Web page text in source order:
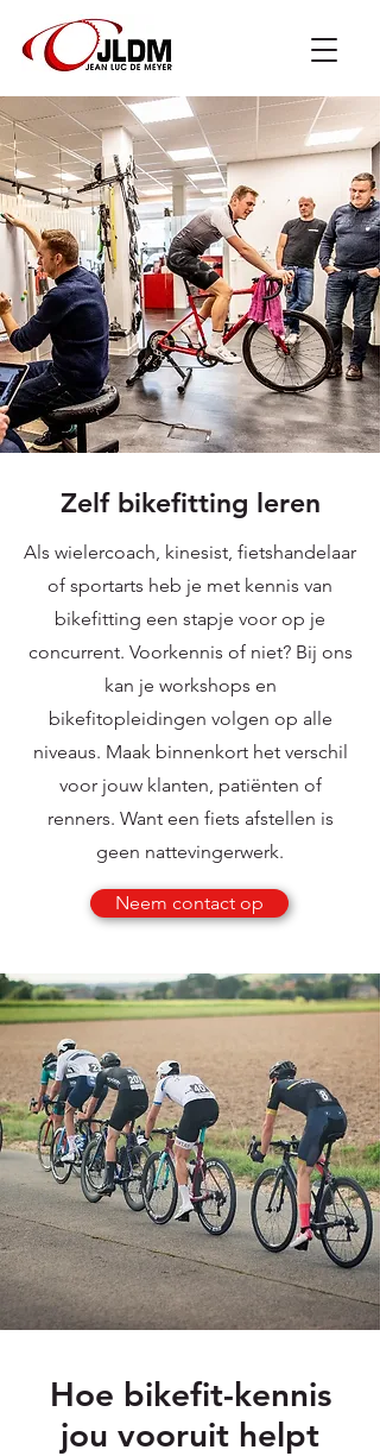
Zelf bikefitting leren
Als wielercoach, kinesist, fietshandelaar
of sportarts heb je met kennis van
bikefitting een stapje voor op je
concurrent. Voorkennis of niet? Bij ons
kan je workshops en
bikefitopleidingen volgen op alle
niveaus. Maak binnenkort het verschil
voor jouw klanten, patiënten of
renners. Want een fiets afstellen is
geen nattevingerwerk.
Neem contact op
Hoe bikefit-kennis
jou vooruit helpt